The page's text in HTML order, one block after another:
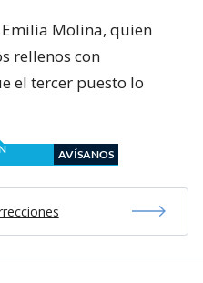
Molina, quien
rellenos con
el tercer puesto lo
AVÍSANOS